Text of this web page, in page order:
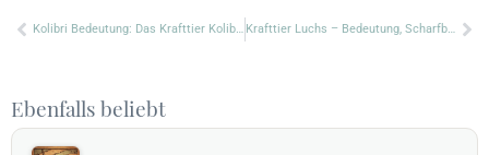
Zurück Kolibri Bedeutung: Das Krafttier Kolibri & seine Botschaft Krafttier Luchs – Bedeutung, Scharfblick & Geheimnis
Ebenfalls beliebt